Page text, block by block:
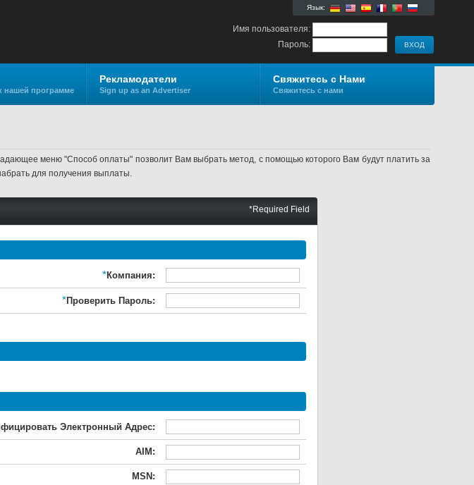
Язык:
Имя пользователя:
Пароль:
нашей программе
Рекламодатели
Sign up as an Advertiser
Свяжитесь с Нами
Свяжитесь с нами
меню "Способ оплаты" позволит Вам выбрать метод, с помощью которого Вам будут платить за
для получения выплаты.
*Required Field
*Компания:
*Проверить Пароль:
Электронный Адрес:
AIM:
MSN: